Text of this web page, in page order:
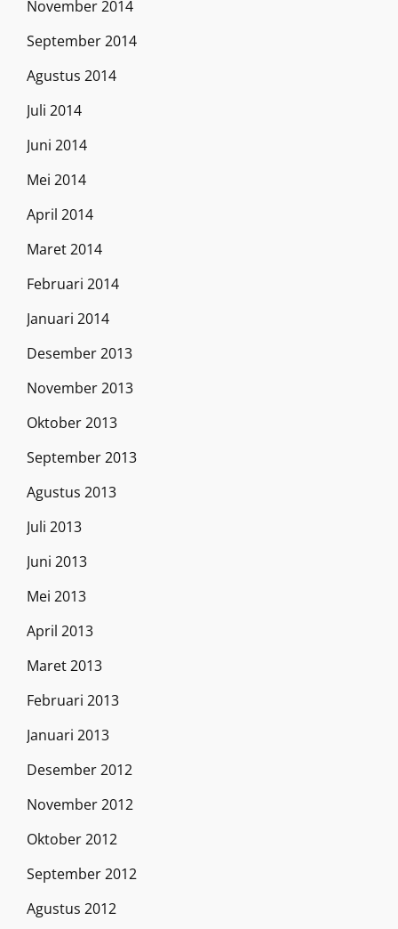
November 2014
September 2014
Agustus 2014
Juli 2014
Juni 2014
Mei 2014
April 2014
Maret 2014
Februari 2014
Januari 2014
Desember 2013
November 2013
Oktober 2013
September 2013
Agustus 2013
Juli 2013
Juni 2013
Mei 2013
April 2013
Maret 2013
Februari 2013
Januari 2013
Desember 2012
November 2012
Oktober 2012
September 2012
Agustus 2012